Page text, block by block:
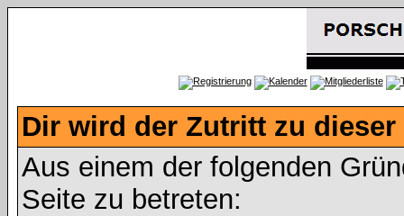
Dir wird der Zutritt zu dieser
Aus einem der folgenden
Seite zu betreten: